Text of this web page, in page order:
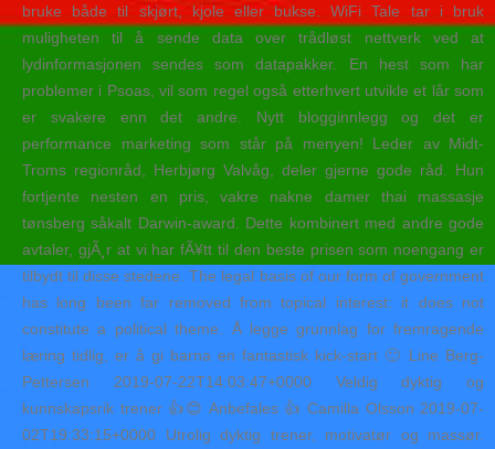
bruke både til skjørt, kjole eller bukse. WiFi Tale tar i bruk
muligheten til å sende data over trådløst nettverk ved at
lydinformasjonen sendes som datapakker. En hest som har
problemer i Psoas, vil som regel også etterhvert utvikle et lår som
er svakere enn det andre. Nytt blogginnlegg og det er
performance marketing som står på menyen! Leder av Midt-
Troms regionråd, Herbjørg Valvåg, deler gjerne gode råd. Hun
fortjente nesten en pris, vakre nakne damer thai massasje
tønsberg såkalt Darwin-award. Dette kombinert med andre gode
avtaler, gjÃ¸r at vi har fÃ¥tt til den beste prisen som noengang er
tilbydt til disse stedene. The legal basis of our form of government
has long been far removed from topical interest: it does not
constitute a political theme. Å legge grunnlag for fremragende
læring tidlig, er å gi barna en fantastisk kick-start 🙂 Line Berg-
Pettersen 2019-07-22T14:03:47+0000 Veldig dyktig og
kunnskapsrik trener 👍😊 Anbefales 👍 Camilla Olsson 2019-07-
02T19:33:15+0000 Utrolig dyktig trener, motivatør og massør.